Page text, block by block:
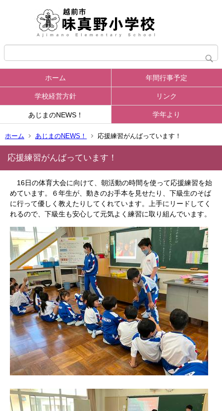
ホーム 年間行事予定
学校経営方針 リンク
あじまのNEWS！ 学年より
ホーム あじまのNEWS！ 応援練習がんばっています！
応援練習がんばっています！
16日の体育大会に向けて、朝活動の時間を使って応援練習を始
めています。６年生が、動きのお手本を見せたり、下級生のそば
に行って優しく教えたりしてくれています。上手にリードしてく
れるので、下級生も安心して元気よく練習に取り組んでいます。